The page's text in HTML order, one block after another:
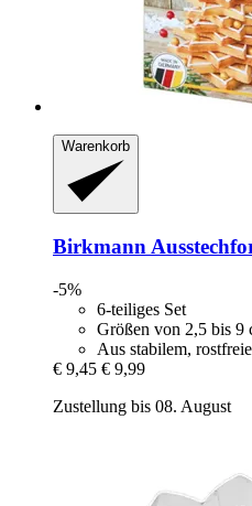
Warenkorb
Birkmann
-5%
6-teiliges Set
Größen von 2,5 bis 9
Aus stabilem,
€ 9,45 € 9,99
Zustellung bis 08. August